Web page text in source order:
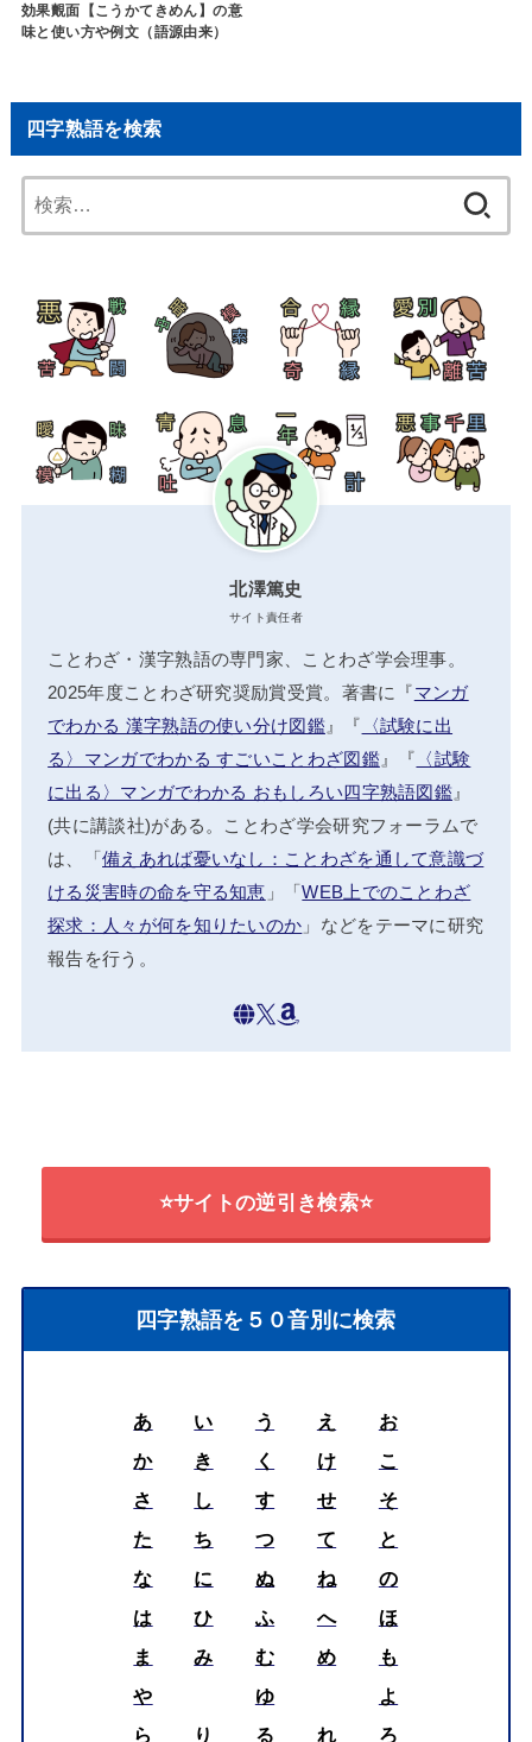
効果覿面【こうかてきめん】の意
味と使い方や例文（語源由来）
四字熟語を検索
索:
北澤篤史
サイト責任者
ことわざ・漢字熟語の専門家、ことわざ学会理事。
2025年度ことわざ研究奨励賞受賞。著書に『マンガ
でわかる 漢字熟語の使い分け図鑑』『 〈試験に出
る〉マンガでわかる すごいことわざ図鑑』『 〈試験
に出る〉マンガでわかる おもしろい四字熟語図鑑 』
(共に講談社)がある。ことわざ学会研究フォーラムで
は、「備えあれば憂いなし：ことわざを通して意識づ
ける災害時の命を守る知恵 」「WEB上でのことわざ
探求：人々が何を知りたいのか 」などをテーマに研究
報告を行う。
⭐サイトの逆引き検索⭐
四字熟語を５０音別に検索
あ い う え
お
か
き く け
こ
さ
し す せ
そ
た
ち つ て
と
な
に ぬ ね
の
は
ひ ふ へ
ほ
ま
み む め
も
や
ゆ
よ
ら
り る れ
ろ